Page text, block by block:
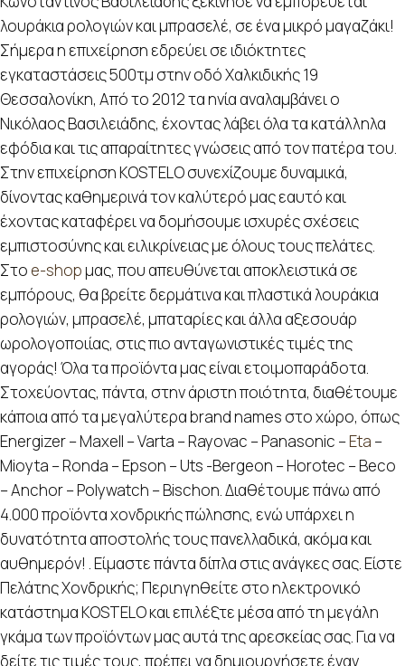
λουράκια ρολογιών και μπρασελέ, σε ένα μικρό μαγαζάκι!
Σήμερα η επιχείρηση εδρεύει σε ιδιόκτητες
εγκαταστάσεις 500τμ στην οδό Χαλκιδικής 19
Θεσσαλονίκη, Από το 2012 τα ηνία αναλαμβάνει ο
Νικόλαος Βασιλειάδης, έχοντας λάβει όλα τα κατάλληλα
εφόδια και τις απαραίτητες γνώσεις από τον πατέρα του.
Στην επιχείρηση KOSTELO συνεχίζουμε δυναμικά,
δίνοντας καθημερινά τον καλύτερό μας εαυτό και
έχοντας καταφέρει να δομήσουμε ισχυρές σχέσεις
εμπιστοσύνης και ειλικρίνειας με όλους τους πελάτες.
Στο e-shopμας, που απευθύνεται αποκλειστικά σε
εμπόρους, θα βρείτε δερμάτινα και πλαστικά λουράκια
ρολογιών, μπρασελέ, μπαταρίες και άλλα αξεσουάρ
ωρολογοποιίας, στις πιο ανταγωνιστικές τιμές της
αγοράς! Όλα τα προϊόντα μας είναι ετοιμοπαράδοτα.
Στοχεύοντας, πάντα, στην άριστη ποιότητα, διαθέτουμε
κάποια από τα μεγαλύτερα brand names στο χώρο, όπως
Energizer – Maxell – Varta – Rayovac – Panasonic –Eta –
Mioyta – Ronda – Epson – Uts -Bergeon – Horotec – Beco
– Anchor – Polywatch – Bischon. Διαθέτουμε πάνω από
4.000 προϊόντα χονδρικής πώλησης, ενώ υπάρχει η
δυνατότητα αποστολής τους πανελλαδικά, ακόμα και
αυθημερόν! . Είμαστε πάντα δίπλα στις ανάγκες σας. Είστε
Πελάτης Χονδρικής; Περιηγηθείτε στο ηλεκτρονικό
κατάστημα KOSTELO και επιλέξτε μέσα από τη μεγάλη
γκάμα των προϊόντων μας αυτά της αρεσκείας σας. Για να
δείτε τις τιμές τους, πρέπει να δημιουργήσετε έναν